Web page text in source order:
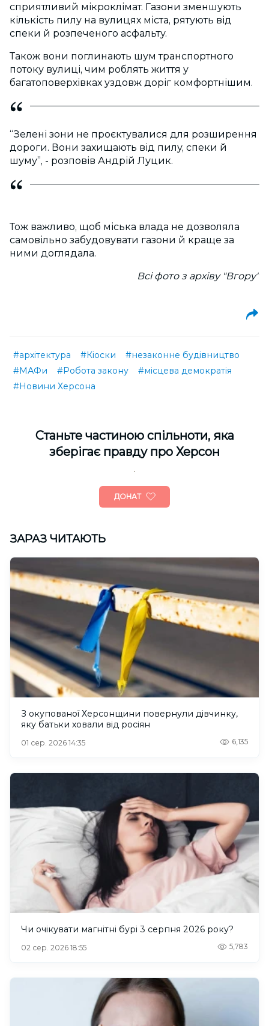
сприятливий мікроклімат. Газони зменшують
кількість пилу на вулицях міста, рятують від
спеки й розпеченого асфальту.
Також вони поглинають шум транспортного
потоку вулиці, чим роблять життя у
багатоповерхівках уздовж доріг комфортнішим.
“Зелені зони не проєктувалися для розширення
дороги. Вони захищають від пилу, спеки й
шуму”, - розповів Андрій Луцик.
Тож важливо, щоб міська влада не дозволяла
самовільно забудовувати газони й краще за
ними доглядала.
Всі фото з архіву "Вгору"
#архітектура #Кіоски
#незаконне будівництво
#МАФи
#Робота закону
#місцева демократія
#Новини Херсона
Cтаньте частиною спільноти, яка
зберігає правду про Херсон
ДОНАТ
ЗАРАЗ ЧИТАЮТЬ
З окупованої Херсонщини повернули дівчинку,
яку батьки ховали від росіян
01 сер. 2026 14:35 6,135
Чи очікувати магнітні бурі 3 серпня 2026 року?
02 сер. 2026 18:55 5,783